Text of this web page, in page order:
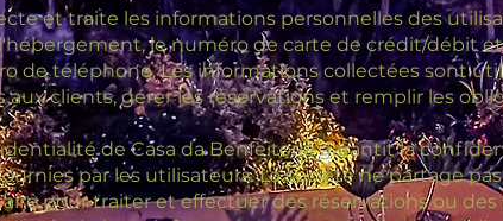
et traite les informations personnelles des
le numéro de carte de crédit/débit
de téléphone. Les informations collectées sont
aux clients, gérer les réservations et remplir les
de Casa da Benfeitoria garantit la
par les utilisateurs. La société ne partage
pour traiter et effectuer des réservations ou